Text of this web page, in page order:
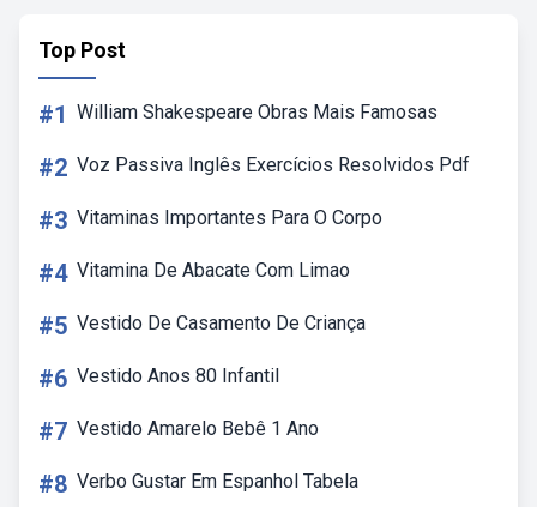
Top Post
#1 William Shakespeare Obras Mais Famosas
#2 Voz Passiva Inglês Exercícios Resolvidos Pdf
#3 Vitaminas Importantes Para O Corpo
#4 Vitamina De Abacate Com Limao
#5 Vestido De Casamento De Criança
#6 Vestido Anos 80 Infantil
#7 Vestido Amarelo Bebê 1 Ano
#8 Verbo Gustar Em Espanhol Tabela